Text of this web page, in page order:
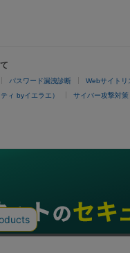
パスワード漏洩診断 Webサイトリ
ィ byイエラエ） サイバー攻撃対策